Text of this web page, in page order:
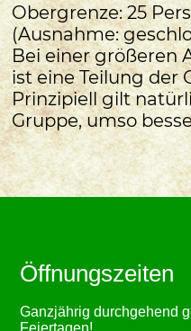
Obergrenze: 25
(Ausnahme:
Bei einer größeren
ist eine Teilung der
Prinzipiell gilt
Gruppe, umso
Öffnungszeiten
Ganzjährig durchgehend
Feiertagen!